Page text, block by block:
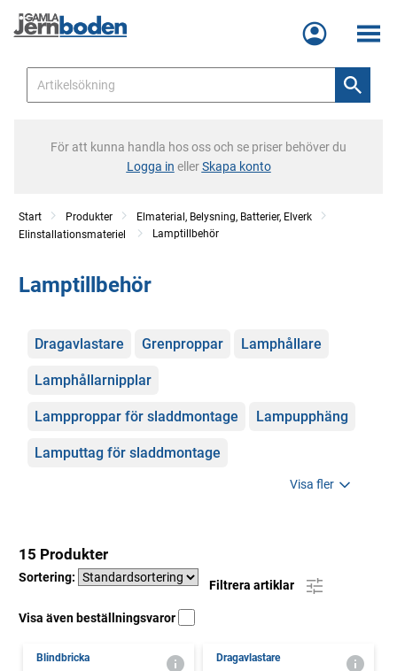
Meny
För att kunna handla hos oss och se priser behöver du
Logga in ellerSkapa konto
Start Produkter
Elmaterial, Belysning, Batterier, Elverk
Elinstallationsmateriel
Lamptillbehör
Lamptillbehör
Kategorier
Dragavlastare Grenproppar Lamphållare
Lamphållarnipplar
Lampproppar för sladdmontage Lampupphäng
Lamputtag för sladdmontage
Visa fler
15 Produkter
Sortering:
Filtrera artiklar
Visa även beställningsvaror
Blindbricka Dragavlastare